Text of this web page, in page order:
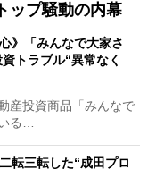
ップ騒動の内幕
》「みんなで大家さ
トラブル“異常なく
産投資商品「みんなで
る…
転三転した“成田プロ